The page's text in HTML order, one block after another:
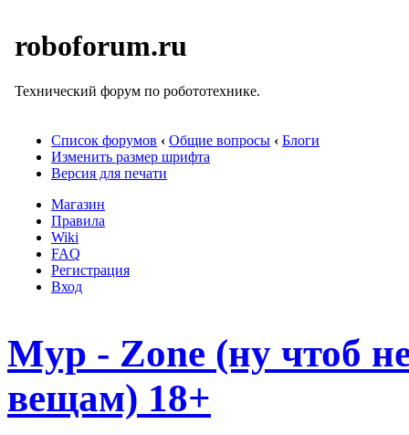
roboforum.ru
Технический форум по робототехнике.
Список форумов ‹ Общие вопросы ‹ Блоги
Изменить размер шрифта
Версия для печати
Магазин
Правила
Wiki
FAQ
Регистрация
Вход
Myp - Zone (ну чтоб
вещам) 18+